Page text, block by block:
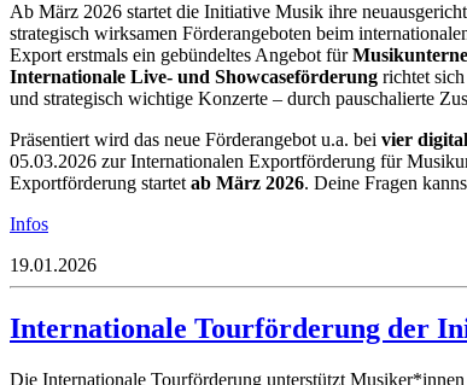
Ab März 2026 startet die Initiative Musik ihre
strategisch wirksamen Förderangeboten beim
Export erstmals ein gebündeltes Angebot für
Internationale Live- und Showcaseförderung richtet
und strategisch wichtige Konzerte – durch pauschalierte
Präsentiert wird das neue Förderangebot u.a. bei vier
05.03.2026 zur Internationalen Exportförderung für
Exportförderung startet ab März 2026. Deine Fragen
Infos
19.01.2026
Internationale Tourförderung der
Die Internationale Tourförderung unterstützt